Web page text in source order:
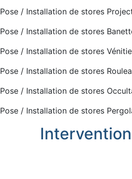
Pose / Installation de stores
Pose / Installation de stores
Pose / Installation de stores
Pose / Installation de stores
Pose / Installation de stores
Pose / Installation de stores